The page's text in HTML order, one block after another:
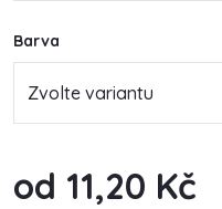
Barva
od 11,20 Kč